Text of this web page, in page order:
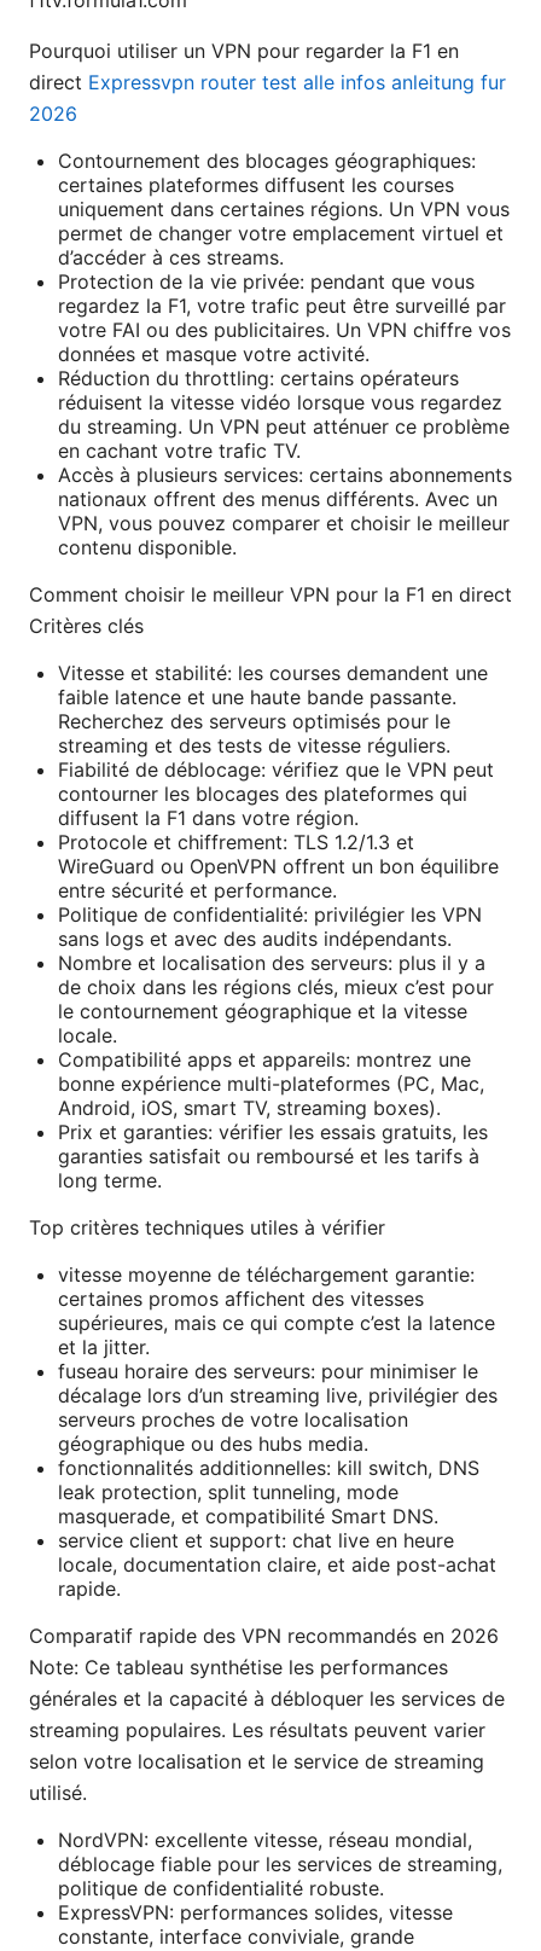
Pourquoi utiliser un VPN pour regarder la F1 en
direct Expressvpn router test alle infos anleitung fur
2026
Contournement des blocages géographiques:
certaines plateformes diffusent les courses
uniquement dans certaines régions. Un VPN vous
permet de changer votre emplacement virtuel et
d’accéder à ces streams.
Protection de la vie privée: pendant que vous
regardez la F1, votre trafic peut être surveillé par
votre FAI ou des publicitaires. Un VPN chiffre vos
données et masque votre activité.
Réduction du throttling: certains opérateurs
réduisent la vitesse vidéo lorsque vous regardez
du streaming. Un VPN peut atténuer ce problème
en cachant votre trafic TV.
Accès à plusieurs services: certains abonnements
nationaux offrent des menus différents. Avec un
VPN, vous pouvez comparer et choisir le meilleur
contenu disponible.
Comment choisir le meilleur VPN pour la F1 en direct
Critères clés
Vitesse et stabilité: les courses demandent une
faible latence et une haute bande passante.
Recherchez des serveurs optimisés pour le
streaming et des tests de vitesse réguliers.
Fiabilité de déblocage: vérifiez que le VPN peut
contourner les blocages des plateformes qui
diffusent la F1 dans votre région.
Protocole et chiffrement: TLS 1.2/1.3 et
WireGuard ou OpenVPN offrent un bon équilibre
entre sécurité et performance.
Politique de confidentialité: privilégier les VPN
sans logs et avec des audits indépendants.
Nombre et localisation des serveurs: plus il y a
de choix dans les régions clés, mieux c’est pour
le contournement géographique et la vitesse
locale.
Compatibilité apps et appareils: montrez une
bonne expérience multi-plateformes (PC, Mac,
Android, iOS, smart TV, streaming boxes).
Prix et garanties: vérifier les essais gratuits, les
garanties satisfait ou remboursé et les tarifs à
long terme.
Top critères techniques utiles à vérifier
vitesse moyenne de téléchargement garantie:
certaines promos affichent des vitesses
supérieures, mais ce qui compte c’est la latence
et la jitter.
fuseau horaire des serveurs: pour minimiser le
décalage lors d’un streaming live, privilégier des
serveurs proches de votre localisation
géographique ou des hubs media.
fonctionnalités additionnelles: kill switch, DNS
leak protection, split tunneling, mode
masquerade, et compatibilité Smart DNS.
service client et support: chat live en heure
locale, documentation claire, et aide post-achat
rapide.
Comparatif rapide des VPN recommandés en 2026
Note: Ce tableau synthétise les performances
générales et la capacité à débloquer les services de
streaming populaires. Les résultats peuvent varier
selon votre localisation et le service de streaming
utilisé.
NordVPN: excellente vitesse, réseau mondial,
déblocage fiable pour les services de streaming,
politique de confidentialité robuste.
ExpressVPN: performances solides, vitesse
constante, interface conviviale, grande